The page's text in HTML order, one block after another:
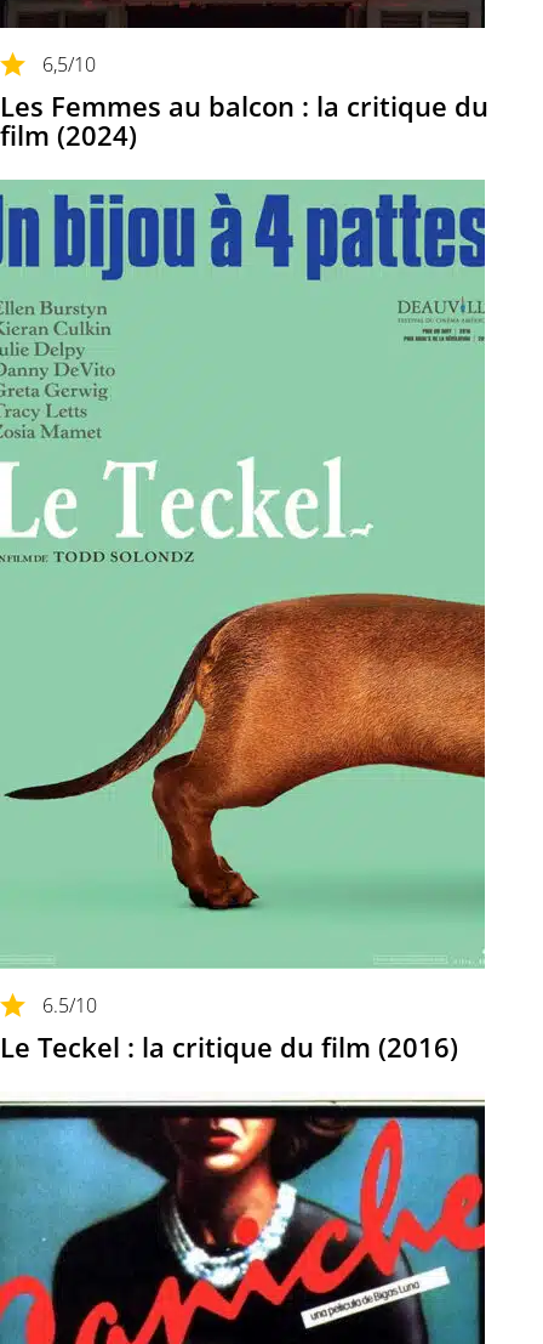
6,5/10
Les Femmes au balcon : la critique du
film (2024)
6.5/10
Le Teckel : la critique du film (2016)